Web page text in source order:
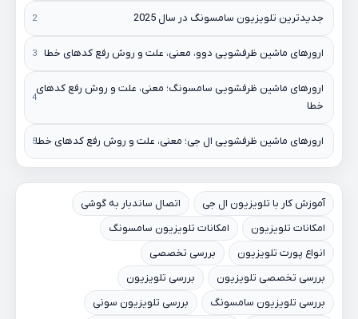
جدیدترین تلویزیون سامسونگ در سال 2025
ارورهای ماشین ظرفشویی دوو، معنی، علت و روش رفع کدهای خطا
ارورهای ماشین ظرفشویی سامسونگ؛ معنی، علت و روش رفع کدهای
خطا
ارورهای ماشین ظرفشویی ال جی؛ معنی، علت و روش رفع کدهای خطا
آموزش کار با تلویزیون ال جی
اتصال ساندبار به گوشی
امکانات تلویزیون
امکانات تلویزیون سامسونگ
انواع پورت تلویزیون
بررسی تخصصی
بررسی تخصصی تلویزیون
بررسی تلویزیون
بررسی تلویزیون سامسونگ
بررسی تلویزیون سونی